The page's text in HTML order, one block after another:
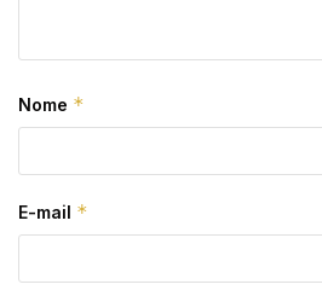
Nome *
E-mail *